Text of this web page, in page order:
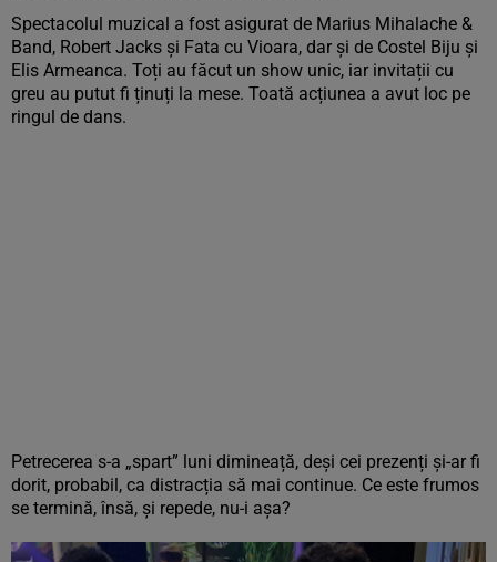
Spectacolul muzical a fost asigurat de Marius Mihalache &
Band, Robert Jacks și Fata cu Vioara, dar și de Costel Biju și
Elis Armeanca. Toți au făcut un show unic, iar invitații cu
greu au putut fi ținuți la mese. Toată acțiunea a avut loc pe
ringul de dans.
Petrecerea s-a „spart” luni dimineață, deși cei prezenți și-ar fi
dorit, probabil, ca distracția să mai continue. Ce este frumos
se termină, însă, și repede, nu-i așa?